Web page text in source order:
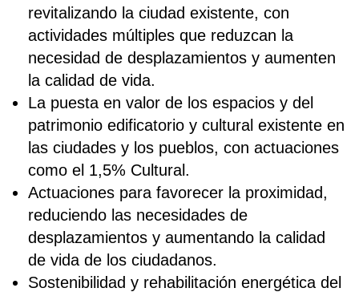
revitalizando la ciudad existente, con
actividades múltiples que reduzcan la
necesidad de desplazamientos y aumenten
la calidad de vida.
La puesta en valor de los espacios y del
patrimonio edificatorio y cultural existente en
las ciudades y los pueblos, con actuaciones
como el 1,5% Cultural.
Actuaciones para favorecer la proximidad,
reduciendo las necesidades de
desplazamientos y aumentando la calidad
de vida de los ciudadanos.
Sostenibilidad y rehabilitación energética del